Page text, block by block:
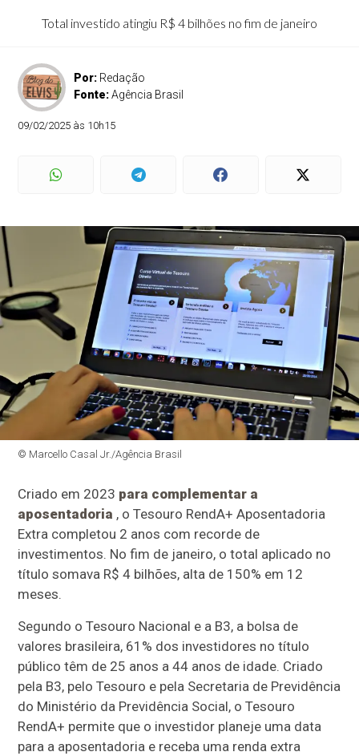
Total investido atingiu R$ 4 bilhões no fim de janeiro
Por: Redação
Fonte:Agência Brasil
09/02/2025 às 10h15
© Marcello Casal Jr./Agência Brasil
Criado em 2023 para complementar a
aposentadoria , o Tesouro RendA+ Aposentadoria
Extra completou 2 anos com recorde de
investimentos. No fim de janeiro, o total aplicado no
título somava R$ 4 bilhões, alta de 150% em 12
meses.
Segundo o Tesouro Nacional e a B3, a bolsa de
valores brasileira, 61% dos investidores no título
público têm de 25 anos a 44 anos de idade. Criado
pela B3, pelo Tesouro e pela Secretaria de Previdência
do Ministério da Previdência Social, o Tesouro
RendA+ permite que o investidor planeje uma data
para a aposentadoria e receba uma renda extra